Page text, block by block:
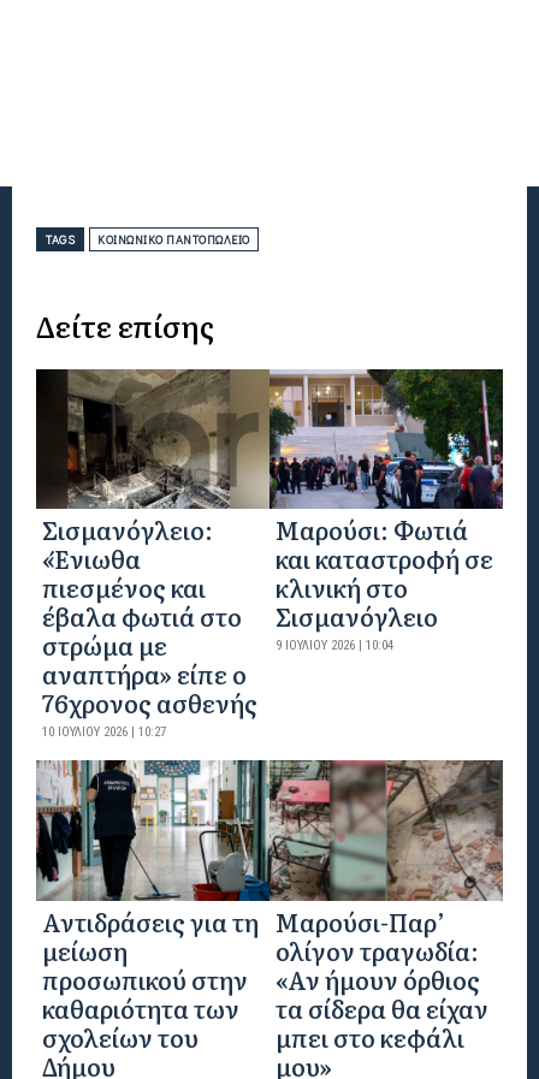
TAGS ΚΟΙΝΩΝΙΚΌ ΠΑΝΤΟΠΩΛΕΊΟ
Δείτε επίσης
Σισμανόγλειο:
«Ένιωθα
πιεσμένος και
έβαλα φωτιά στο
στρώμα με
αναπτήρα» είπε ο
76χρονος ασθενής
10 ΙΟΥΛΊΟΥ 2026 | 10:27
Μαρούσι: Φωτιά
και καταστροφή σε
κλινική στο
Σισμανόγλειο
9 ΙΟΥΛΊΟΥ 2026 | 10:04
Αντιδράσεις για τη
μείωση
προσωπικού στην
καθαριότητα των
σχολείων του
Δήμου
Μαρούσι-Παρ’
ολίγον τραγωδία:
«Αν ήμουν όρθιος
τα σίδερα θα είχαν
μπει στο κεφάλι
μου»